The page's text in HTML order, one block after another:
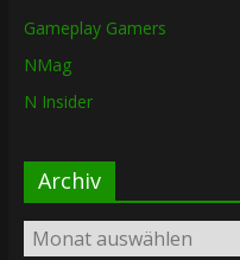
Gameplay Gamers
NMag
N Insider
Archiv
Archiv